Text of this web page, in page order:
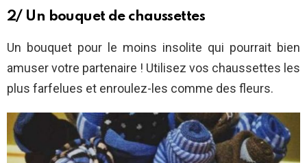
2/ Un bouquet de chaussettes
Un bouquet pour le moins insolite qui pourrait bien
amuser votre partenaire ! Utilisez vos chaussettes les
plus farfelues et enroulez-les comme des fleurs.